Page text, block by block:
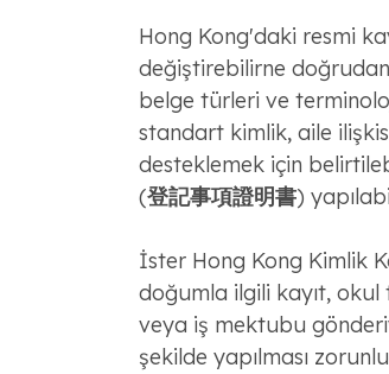
Hong Kong'daki resmi
değiştirebilirne doğrudan
belge türleri ve
standart kimlik, aile
desteklemek için
(登記事項證明書)
İster Hong Kong Kimlik
doğumla ilgili kayıt,
veya iş mektubu
şekilde yapılması